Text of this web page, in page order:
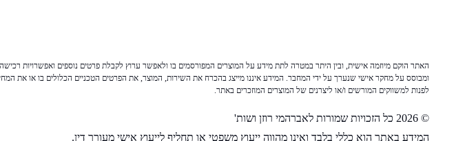
האתר הוקם מיוזמה אישית, ובין היתר במטרה לתת מידע על המוצרים המפורסמים בו ולאפשר ערוץ לקבלת פרטים נוספים ואפשרויות רכישה
ומבוסס על מחקר אישי שנערך על ידי המחבר. המידע איננו מייצג בהכרח את השירות, המוצר, את הפרטים הטכניים הכלולים בו או את
לפנות למשווקים המורשים ו/או ליצרנים של המוצרים המוזכרים באתר.
© 2026 כל הזכויות שמורות לאברהמי רוזן ושות'
המידע באתר הוא כללי בלבד ואינו מהווה ייעוץ משפטי או תחליף לייעוץ אישי מעורך דין.